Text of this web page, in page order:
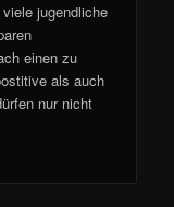
jugendliche
einen zu
als auch
nur nicht